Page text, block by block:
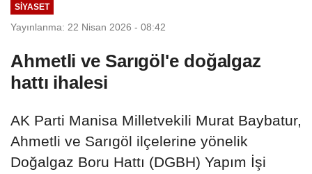
SİYASET
Yayınlanma: 22 Nisan 2026 - 08:42
Ahmetli ve Sarıgöl'e doğalgaz
hattı ihalesi
AK Parti Manisa Milletvekili Murat Baybatur,
Ahmetli ve Sarıgöl ilçelerine yönelik
Doğalgaz Boru Hattı (DGBH) Yapım İşi